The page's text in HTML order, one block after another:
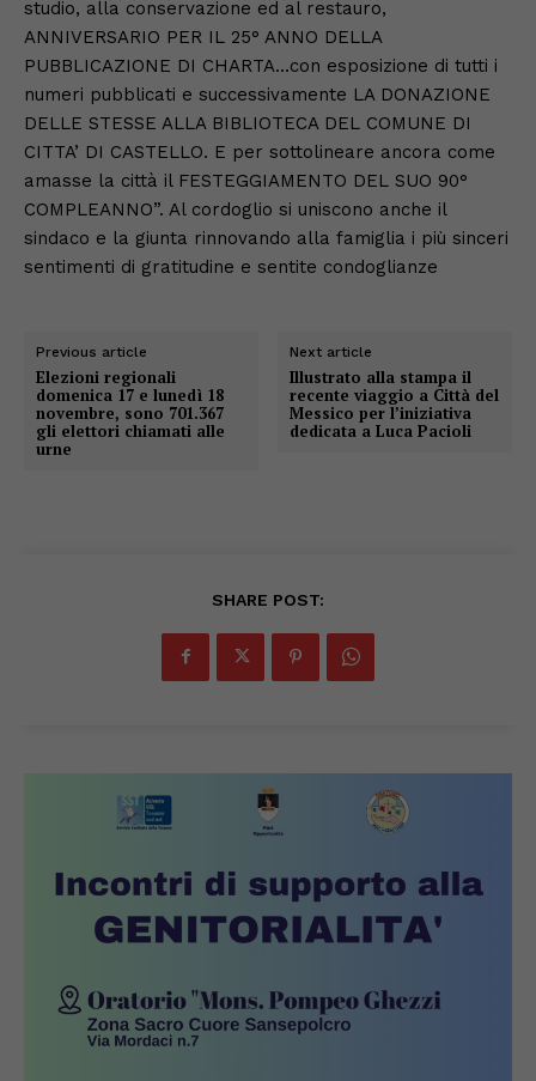
studio, alla conservazione ed al restauro,
ANNIVERSARIO PER IL 25° ANNO DELLA
PUBBLICAZIONE DI CHARTA…con esposizione di tutti i
numeri pubblicati e successivamente LA DONAZIONE
DELLE STESSE ALLA BIBLIOTECA DEL COMUNE DI
CITTA’ DI CASTELLO. E per sottolineare ancora come
amasse la città il FESTEGGIAMENTO DEL SUO 90°
COMPLEANNO”. Al cordoglio si uniscono anche il
sindaco e la giunta rinnovando alla famiglia i più sinceri
sentimenti di gratitudine e sentite condoglianze
Previous article
Elezioni regionali
domenica 17 e lunedì 18
novembre, sono 701.367
gli elettori chiamati alle
urne
Next article
Illustrato alla stampa il
recente viaggio a Città del
Messico per l’iniziativa
dedicata a Luca Pacioli
SHARE POST: